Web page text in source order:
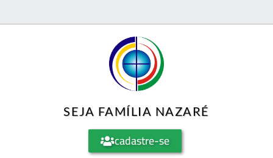
SEJA FAMÍLIA NAZARÉ
cadastre-se